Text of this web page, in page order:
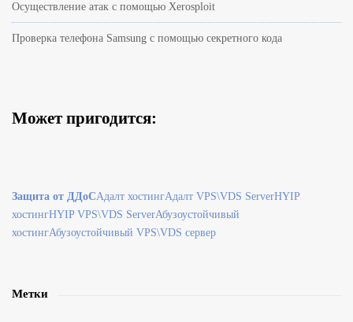
Осуществление атак с помощью Xerosploit
Проверка телефона Samsung с помощью секретного кода
Может пригодится:
Защита от ДДоСАдалт хостингАдалт VPS\VDS ServerHYIP
хостингHYIP VPS\VDS ServerАбузоустойчивый
хостингАбузоустойчивый VPS\VDS сервер
Метки